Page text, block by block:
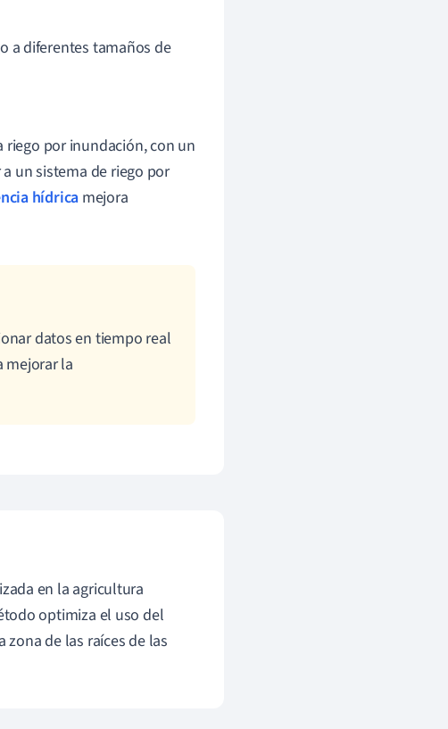
a diferentes tamaños de
riego por inundación, con un
un sistema de riego por
hídrica mejora
datos en tiempo real
mejorar la
en la agricultura
optimiza el uso del
de las raíces de las